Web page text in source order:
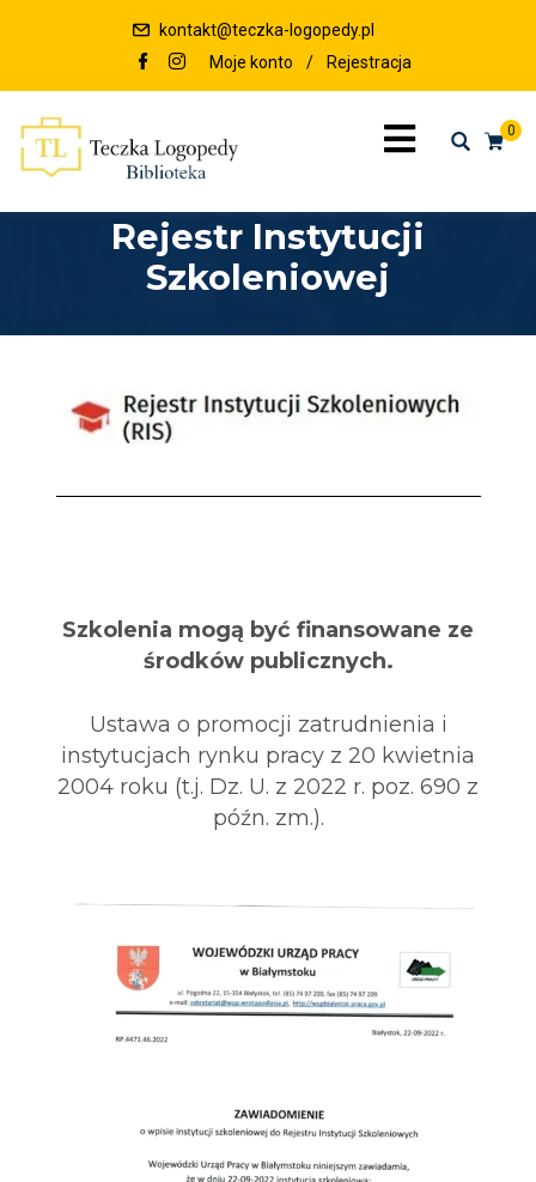
kontakt@teczka-logopedy.pl
Moje konto
/ Rejestracja
0
Rejestr Instytucji
Szkoleniowej
Szkolenia mogą być finansowane ze
środków publicznych.
Ustawa o promocji zatrudnienia i
instytucjach rynku pracy z 20 kwietnia
2004 roku (t.j. Dz. U. z 2022 r. poz. 690 z
późn. zm.).